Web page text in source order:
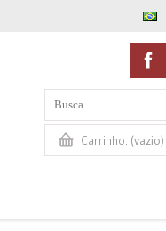
Carrinho: (vazio)